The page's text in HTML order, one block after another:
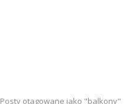
Posty otagowane jako "balkony"